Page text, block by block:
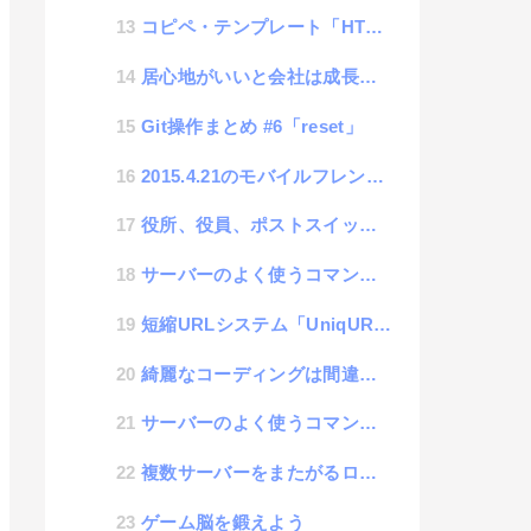
コピペ・テンプレート「HTML」
居心地がいいと会社は成長しない
Git操作まとめ #6「reset」
2015.4.21のモバイルフレンドリーXデーに備えて
役所、役員、ポストスイッチ制度
サーバーのよく使うコマンドメモ| chmod
短縮URLシステム「UniqURL」
綺麗なコーディングは間違った概念
サーバーのよく使うコマンドメモ| free
複数サーバーをまたがるログ管理に挑戦:Fluentd #1「初期設定」
ゲーム脳を鍛えよう